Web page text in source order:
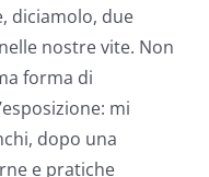
diciamolo, due
nostre vite. Non
forma di
mi
dopo una
e pratiche